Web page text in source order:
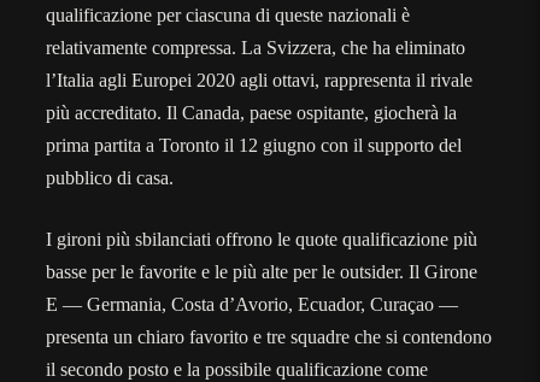
qualificazione per ciascuna di queste nazionali è
relativamente compressa. La Svizzera, che ha eliminato
l’Italia agli Europei 2020 agli ottavi, rappresenta il rivale
più accreditato. Il Canada, paese ospitante, giocherà la
prima partita a Toronto il 12 giugno con il supporto del
pubblico di casa.
I gironi più sbilanciati offrono le quote qualificazione più
basse per le favorite e le più alte per le outsider. Il Girone
E — Germania, Costa d’Avorio, Ecuador, Curaçao —
presenta un chiaro favorito e tre squadre che si contendono
il secondo posto e la possibile qualificazione come